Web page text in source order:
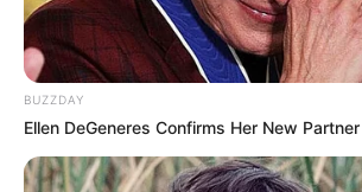
BUZZDAY
Ellen DeGeneres Confirms Her New Partner